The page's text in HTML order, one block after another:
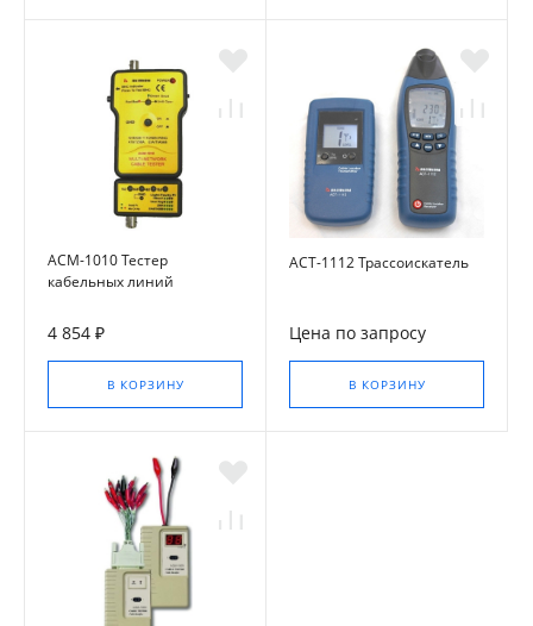
АСМ-1010 Тестер
кабельных линий
4 854 ₽
В КОРЗИНУ
АСТ-1112 Трассоискатель
Цена по запросу
В КОРЗИНУ